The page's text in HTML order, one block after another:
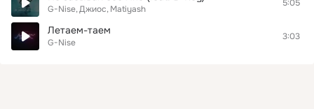
G-Nise Джиос Matiyash
5:05
Летаем-таем
G-Nise
3:03